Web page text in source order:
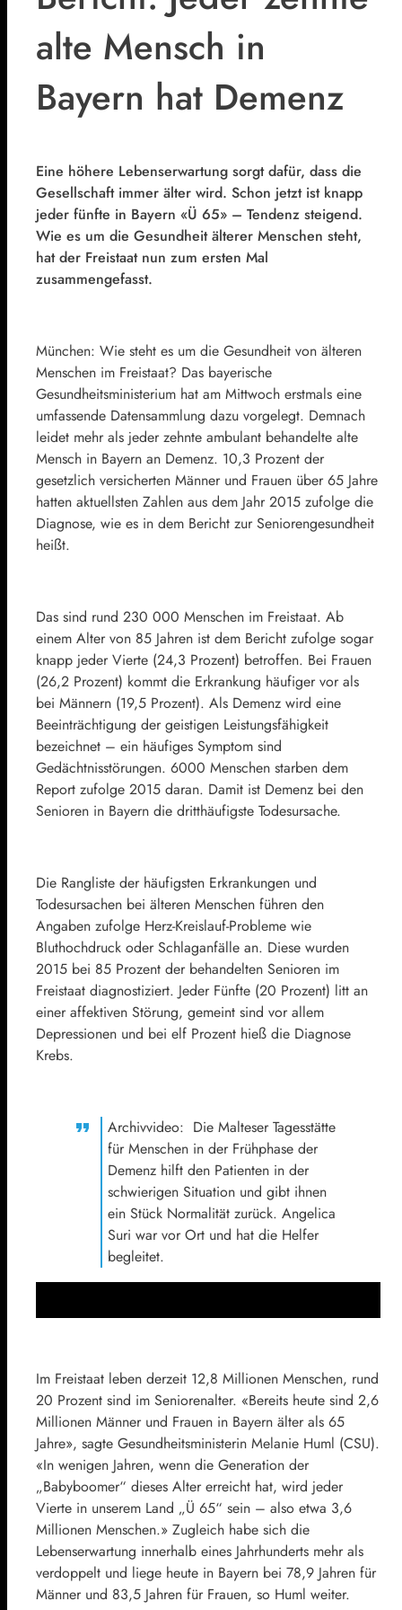
alte Mensch in
Bayern hat Demenz
Eine höhere Lebenserwartung sorgt dafür, dass die
Gesellschaft immer älter wird. Schon jetzt ist knapp
jeder fünfte in Bayern «Ü 65» – Tendenz steigend.
Wie es um die Gesundheit älterer Menschen steht,
hat der Freistaat nun zum ersten Mal
zusammengefasst.
München: Wie steht es um die Gesundheit von älteren
Menschen im Freistaat? Das bayerische
Gesundheitsministerium hat am Mittwoch erstmals eine
umfassende Datensammlung dazu vorgelegt. Demnach
leidet mehr als jeder zehnte ambulant behandelte alte
Mensch in Bayern an Demenz. 10,3 Prozent der
gesetzlich versicherten Männer und Frauen über 65 Jahre
hatten aktuellsten Zahlen aus dem Jahr 2015 zufolge die
Diagnose, wie es in dem Bericht zur Seniorengesundheit
heißt.
Das sind rund 230 000 Menschen im Freistaat. Ab
einem Alter von 85 Jahren ist dem Bericht zufolge sogar
knapp jeder Vierte (24,3 Prozent) betroffen. Bei Frauen
(26,2 Prozent) kommt die Erkrankung häufiger vor als
bei Männern (19,5 Prozent). Als Demenz wird eine
Beeinträchtigung der geistigen Leistungsfähigkeit
bezeichnet – ein häufiges Symptom sind
Gedächtnisstörungen. 6000 Menschen starben dem
Report zufolge 2015 daran. Damit ist Demenz bei den
Senioren in Bayern die dritthäufigste Todesursache.
Die Rangliste der häufigsten Erkrankungen und
Todesursachen bei älteren Menschen führen den
Angaben zufolge Herz-Kreislauf-Probleme wie
Bluthochdruck oder Schlaganfälle an. Diese wurden
2015 bei 85 Prozent der behandelten Senioren im
Freistaat diagnostiziert. Jeder Fünfte (20 Prozent) litt an
einer affektiven Störung, gemeint sind vor allem
Depressionen und bei elf Prozent hieß die Diagnose
Krebs.
Archivvideo: Die Malteser Tagesstätte
für Menschen in der Frühphase der
Demenz hilft den Patienten in der
schwierigen Situation und gibt ihnen
ein Stück Normalität zurück. Angelica
Suri war vor Ort und hat die Helfer
begleitet.
Im Freistaat leben derzeit 12,8 Millionen Menschen, rund
20 Prozent sind im Seniorenalter. «Bereits heute sind 2,6
Millionen Männer und Frauen in Bayern älter als 65
Jahre», sagte Gesundheitsministerin Melanie Huml (CSU).
«In wenigen Jahren, wenn die Generation der
„Babyboomer“ dieses Alter erreicht hat, wird jeder
Vierte in unserem Land „Ü 65“ sein – also etwa 3,6
Millionen Menschen.» Zugleich habe sich die
Lebenserwartung innerhalb eines Jahrhunderts mehr als
verdoppelt und liege heute in Bayern bei 78,9 Jahren für
Männer und 83,5 Jahren für Frauen, so Huml weiter.